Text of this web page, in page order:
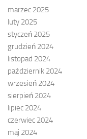
marzec 2025
luty 2025
styczeń 2025
grudzień 2024
listopad 2024
październik 2024
wrzesień 2024
sierpień 2024
lipiec 2024
czerwiec 2024
maj 2024